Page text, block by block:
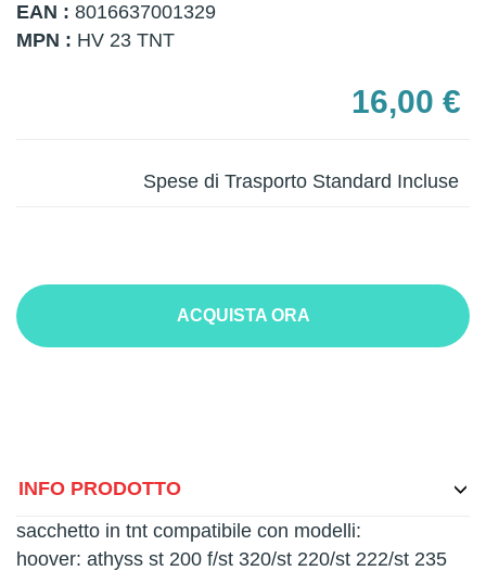
EAN : 8016637001329
MPN : HV 23 TNT
16,00 €
Spese di Trasporto Standard Incluse
ACQUISTA ORA
INFO PRODOTTO
sacchetto in tnt compatibile con modelli:
hoover: athyss st 200 f/st 320/st 220/st 222/st 235